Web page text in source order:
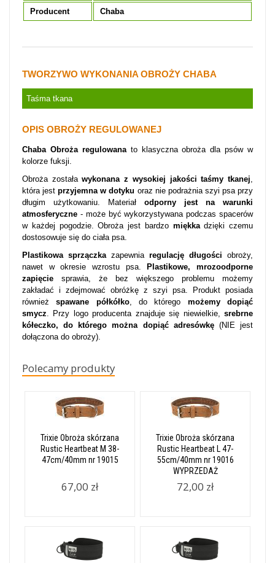
Producent Chaba
TWORZYWO WYKONANIA OBROŻY CHABA
Taśma tkana
OPIS OBROŻY REGULOWANEJ
Chaba Obroża regulowana to klasyczna obroża dla psów w
kolorze fuksji.
Obroża zostaławykonana z wysokiej jakości taśmy tkanej,
która jestprzyjemna w dotyku oraz nie podrażnia szyi psa przy
długim użytkowaniu. Materiał odporny jest na warunki
atmosferyczne - może być wykorzystywana podczas spacerów
w każdej pogodzie. Obroża jest bardzo miękkadzięki czemu
dostosowuje się do ciała psa.
Plastikowa sprzączkazapewnia regulację długości obroży,
nawet w okresie wzrostu psa. Plastikowe, mrozoodporne
zapięcie sprawia, że bez większego problemu możemy
zakładać i zdejmować obróżkę z szyi psa. Produkt posiada
równieżspawane półkółko, do którego możemy dopiąć
smycz. Przy logo producenta znajduje się niewielkie, srebrne
kółeczko, do którego można dopiąć adresówkę(NIE jest
dołączona do obroży).
Polecamy produkty
Trixie Obroża skórzana
Rustic Heartbeat M 38-
47cm/40mm nr 19015
67,00 zł
Trixie Obroża skórzana
Rustic Heartbeat L 47-
55cm/40mm nr 19016
WYPRZEDAŻ
72,00 zł